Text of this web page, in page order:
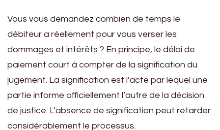
Vous vous demandez combien de temps le
débiteur a réellement pour vous verser les
dommages et intérêts ? En principe, le délai de
paiement court à compter de la signification du
jugement. La signification est l’acte par lequel une
partie informe officiellement l’autre de la décision
de justice. L’absence de signification peut retarder
considérablement le processus.